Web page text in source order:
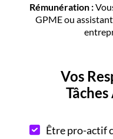
Rémunération :
GPME ou
Vos
Être pro-actif